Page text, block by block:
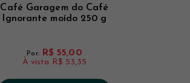
Café Garagem do Café
Ignorante moído 250 g
Por: R$ 55,00
À vista R$ 53,35